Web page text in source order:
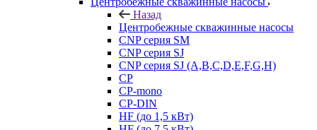
Назад
Центробежные скважинные насосы
CNP серия SM
CNP серия SJ
CNP серия SJ (A,B,C,D,E,F,G,H)
CP
CP-mono
CP-DIN
HF (до 1,5 кВт)